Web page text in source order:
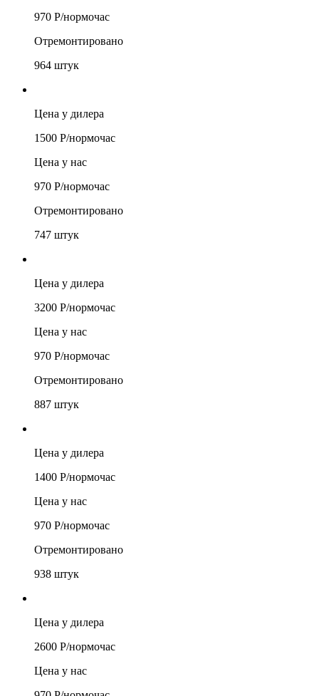
970 Р/нормочас
Отремонтировано
964 штук
Цена у дилера
1500 Р/нормочас
Цена у нас
970 Р/нормочас
Отремонтировано
747 штук
Цена у дилера
3200 Р/нормочас
Цена у нас
970 Р/нормочас
Отремонтировано
887 штук
Цена у дилера
1400 Р/нормочас
Цена у нас
970 Р/нормочас
Отремонтировано
938 штук
Цена у дилера
2600 Р/нормочас
Цена у нас